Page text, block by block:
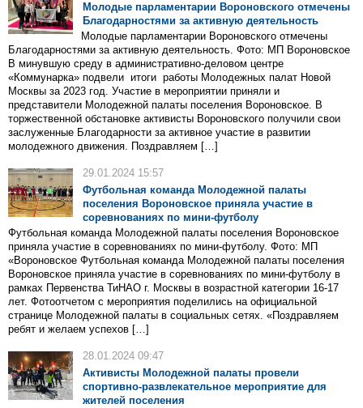
Молодые парламентарии Вороновского отмечены
Благодарностями за активную деятельность
Молодые парламентарии Вороновского отмечены
Благодарностями за активную деятельность. Фото: МП Вороновское
В минувшую среду в административно-деловом центре
«Коммунарка» подвели итоги работы Молодежных палат Новой
Москвы за 2023 год. Участие в мероприятии приняли и
представители Молодежной палаты поселения Вороновское. В
торжественной обстановке активисты Вороновского получили свои
заслуженные Благодарности за активное участие в развитии
молодежного движения. Поздравляем […]
29.01.2024 15:57
Футбольная команда Молодежной палаты
поселения Вороновское приняла участие в
соревнованиях по мини-футболу
Футбольная команда Молодежной палаты поселения Вороновское
приняла участие в соревнованиях по мини-футболу. Фото: МП
«Вороновское Футбольная команда Молодежной палаты поселения
Вороновское приняла участие в соревнованиях по мини-футболу в
рамках Первенства ТиНАО г. Москвы в возрастной категории 16-17
лет. Фотоотчетом с мероприятия поделились на официальной
странице Молодежной палаты в социальных сетях. «Поздравляем
ребят и желаем успехов […]
28.01.2024 09:47
Активисты Молодежной палаты провели
спортивно-развлекательное мероприятие для
жителей поселения